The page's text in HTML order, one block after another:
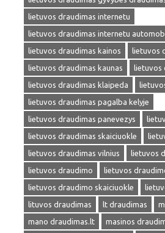
lietuvos draudimas internetu
lietuvos draudimas internetu
lietuvos draudimas kainos
lietuvos
lietuvos draudimas kaunas
lietuvos
lietuvos draudimas klaipeda
lietuvos draudimas pagalba kelyje
lietuvos draudimas panevezys
lietuvos draudimas skaiciuokle
lietuvos draudimas vilnius
lietuvos
lietuvos draudimo
lietuvos
lietuvos draudimo skaiciuokle
lituvos draudimas
lt draudimas
mano draudimas.lt
masinos